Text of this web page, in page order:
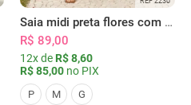
Saia midi preta flores com bolsos
R$ 89,00
12x de R$ 8,60
R$ 85,00 no PIX
P M G